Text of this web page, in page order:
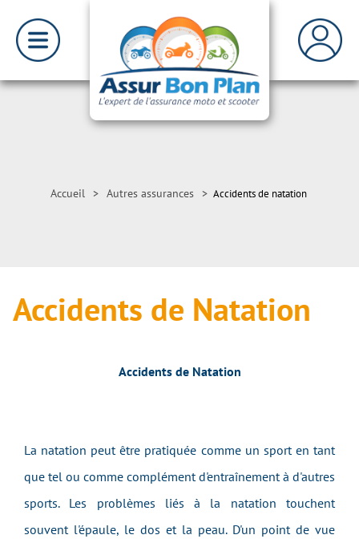
Accueil > Autres assurances > Accidents de natation
Accidents de Natation
Accidents de Natation
La natation peut être pratiquée comme un sport en tant
que tel ou comme complément d'entraînement à d'autres
sports. Les problèmes liés à la natation touchent
souvent l'épaule, le dos et la peau. D'un point de vue